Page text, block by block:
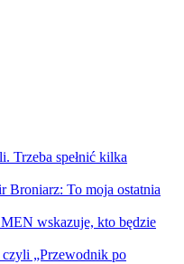
Trzeba spełnić kilka
Broniarz: To moja ostatnia
wskazuje, kto będzie
„Przewodnik po